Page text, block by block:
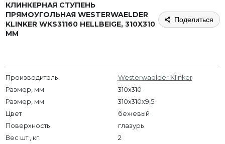
КЛИНКЕРНАЯ СТУПЕНЬ
ПРЯМОУГОЛЬНАЯ WESTERWAELDER
KLINKER WKS31160 HELLBEIGE, 310Х310
ММ
Поделиться
Производитель
Westerwaelder Klinker
Размер, мм
310x310
Размер, мм
310х310х9,5
Цвет
бежевый
Поверхность
глазурь
Вес шт., кг
2